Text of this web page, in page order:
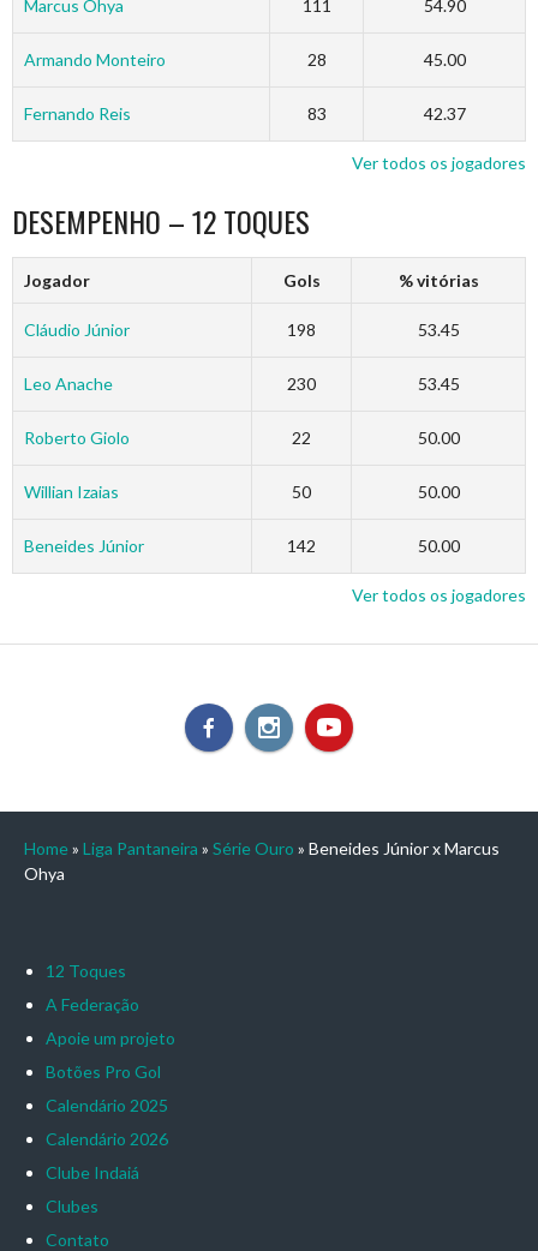
Marcus Ohya 111 54.90
Armando Monteiro 28 45.00
Fernando Reis 83 42.37
Ver todos os jogadores
DESEMPENHO – 12 TOQUES
Jogador Gols % vitórias
Cláudio Júnior 198 53.45
Leo Anache 230 53.45
Roberto Giolo 22 50.00
Willian Izaias 50 50.00
Beneides Júnior 142 50.00
Ver todos os jogadores
Home » Liga Pantaneira » Série Ouro » Beneides Júnior x Marcus
Ohya
12 Toques
A Federação
Apoie um projeto
Botões Pro Gol
Calendário 2025
Calendário 2026
Clube Indaiá
Clubes
Contato